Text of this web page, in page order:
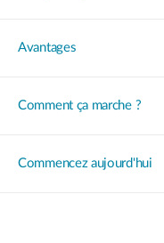
Avantages
Comment ça marche ?
Commencez aujourd'hui